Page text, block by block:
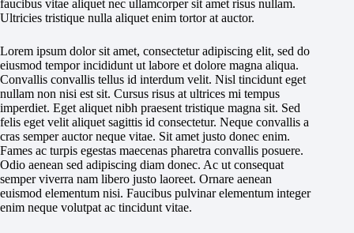
faucibus vitae aliquet nec ullamcorper sit amet risus nullam.
Ultricies tristique nulla aliquet enim tortor at auctor.
Lorem ipsum dolor sit amet, consectetur adipiscing elit, sed do
eiusmod tempor incididunt ut labore et dolore magna aliqua.
Convallis convallis tellus id interdum velit. Nisl tincidunt eget
nullam non nisi est sit. Cursus risus at ultrices mi tempus
imperdiet. Eget aliquet nibh praesent tristique magna sit. Sed
felis eget velit aliquet sagittis id consectetur. Neque convallis a
cras semper auctor neque vitae. Sit amet justo donec enim.
Fames ac turpis egestas maecenas pharetra convallis posuere.
Odio aenean sed adipiscing diam donec. Ac ut consequat
semper viverra nam libero justo laoreet. Ornare aenean
euismod elementum nisi. Faucibus pulvinar elementum integer
enim neque volutpat ac tincidunt vitae.